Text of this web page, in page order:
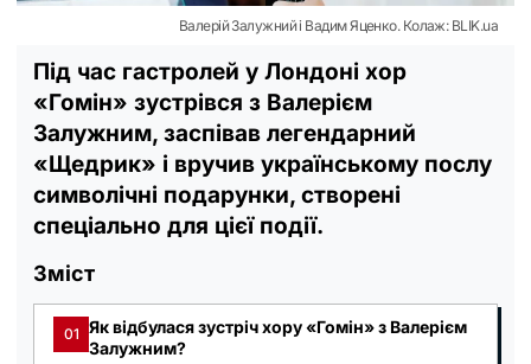
Валерій Залужний і Вадим Яценко. Колаж: BLIK.ua
Під час гастролей у Лондоні хор
«Гомін» зустрівся з Валерієм
Залужним, заспівав легендарний
«Щедрик» і вручив українському послу
символічні подарунки, створені
спеціально для цієї події.
Зміст
01 Як відбулася зустріч хору «Гомін» з Валерієм
Залужним?